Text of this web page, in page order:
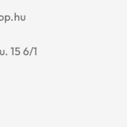
15 6/1